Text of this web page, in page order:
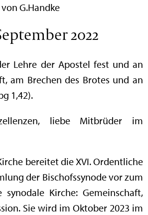
von G.Handke
2022
Lehre der Apostel fest und an
am Brechen des Brotes und an
1,42).
liebe Mitbrüder im
bereitet die XVI. Ordentliche
der Bischofssynode vor zum
synodale Kirche: Gemeinschaft,
Sie wird im Oktober 2023 im